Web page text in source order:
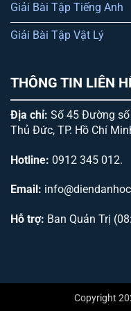
Giải Bài Tập Tiếng Anh
Giải Bài Tập Vật Lý
THÔNG TIN LIÊN
Địa chỉ: Số 45 Đường
Thủ Đức, TP. Hồ Chí
Hotline: 0912 345 012.
Email:
Hỗ trợ: Ban Quản Trị
Copyright